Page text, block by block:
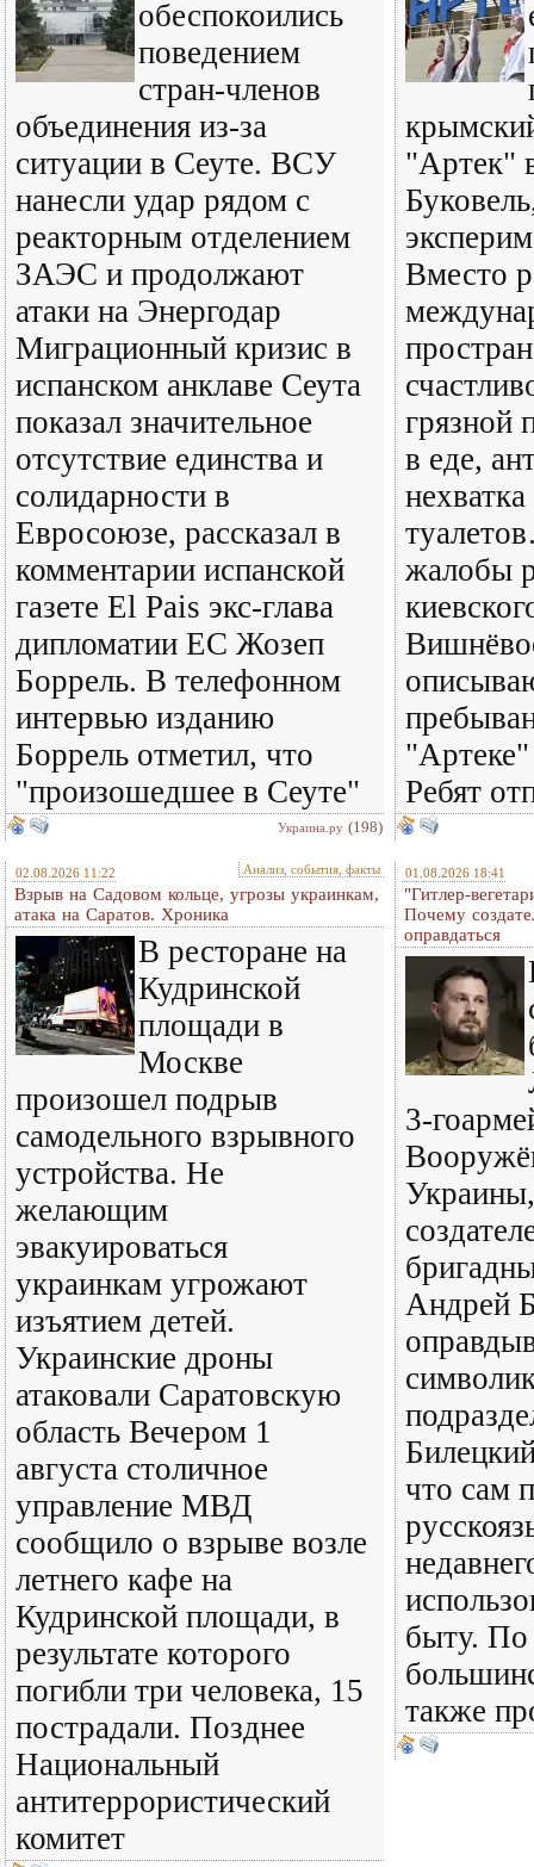
обеспокоились
поведением
стран-членов
объединения из-за
ситуации в Сеуте. ВСУ
нанесли удар рядом с
реакторным отделением
ЗАЭС и продолжают
атаки на Энергодар
Миграционный кризис в
испанском анклаве Сеута
показал значительное
отсутствие единства и
солидарности в
Евросоюзе, рассказал в
комментарии испанской
газете El Pais экс-глава
дипломатии ЕС Жозеп
Боррель. В телефонном
интервью изданию
Боррель отметил, что
"произошедшее в Сеуте"
Украина.ру (198)
"Артек"
Вместо
грязной
в еде,
жалобы
"Артеке"
Ребят
02.08.2026 11:22 Анализ, события, факты
Взрыв на Садовом кольце, угрозы украинкам,
атака на Саратов. Хроника
В ресторане на
Кудринской
площади в
Москве
произошел подрыв
самодельного взрывного
устройства. Не
желающим
эвакуироваться
украинкам угрожают
изъятием детей.
Украинские дроны
атаковали Саратовскую
область Вечером 1
августа столичное
управление МВД
сообщило о взрыве возле
летнего кафе на
Кудринской площади, в
результате которого
погибли три человека, 15
пострадали. Позднее
Национальный
антитеррористический
комитет
01.08.2026 18:41
"Гитлер-
Почему
оправдаться
3-
Андрей
что сам
быту. По
также